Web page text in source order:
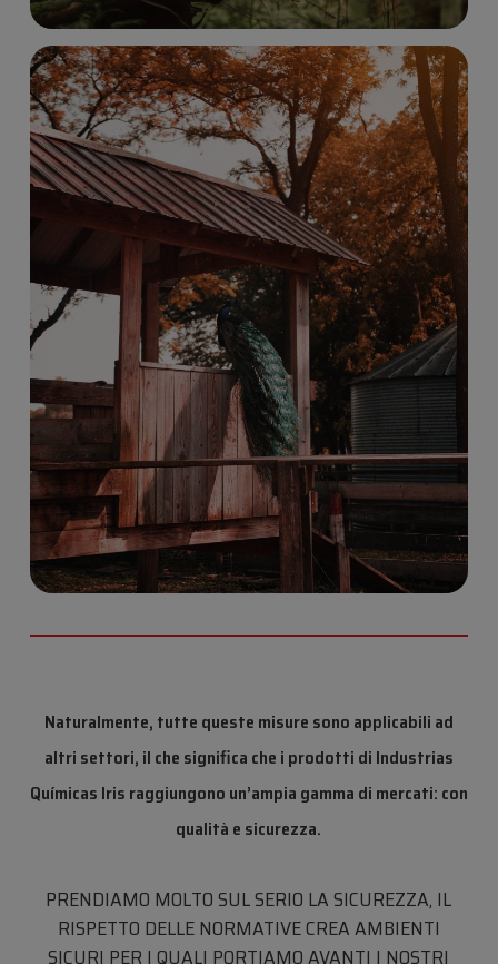
Naturalmente, tutte queste misure sono applicabili ad
altri settori, il che significa che i prodotti di Industrias
Químicas Iris raggiungono un’ampia gamma di mercati: con
qualità e sicurezza.
PRENDIAMO MOLTO SUL SERIO LA SICUREZZA, IL
RISPETTO DELLE NORMATIVE CREA AMBIENTI